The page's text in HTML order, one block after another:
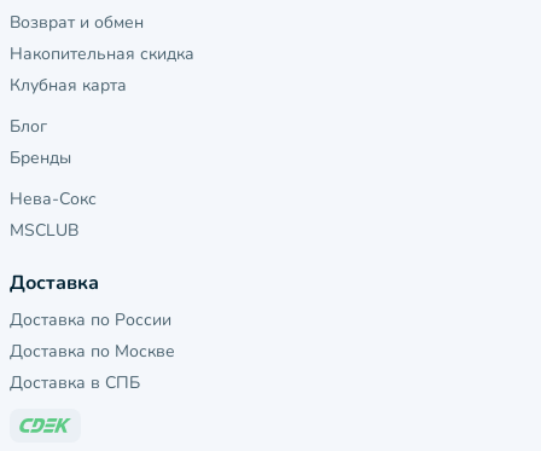
Возврат и обмен
Накопительная скидка
Клубная карта
Блог
Бренды
Нева-Сокс
MSCLUB
Доставка
Доставка по России
Доставка по Москве
Доставка в СПБ